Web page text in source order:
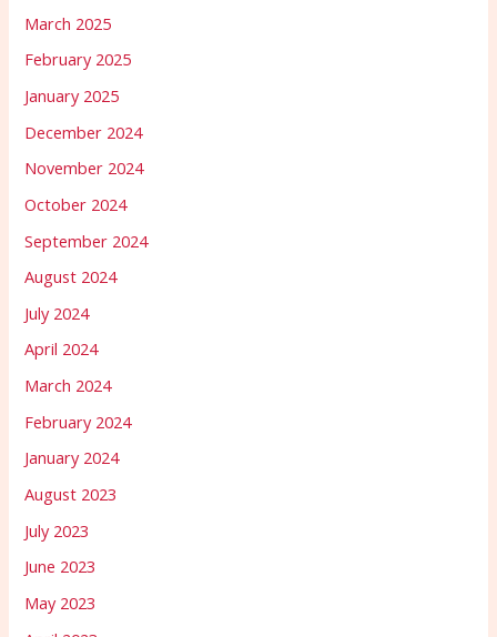
March 2025
February 2025
January 2025
December 2024
November 2024
October 2024
September 2024
August 2024
July 2024
April 2024
March 2024
February 2024
January 2024
August 2023
July 2023
June 2023
May 2023